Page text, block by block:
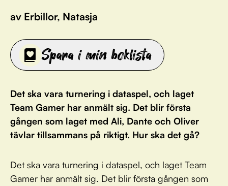
av Erbillor, Natasja
Spara i min boklista
Det ska vara turnering i dataspel, och laget
Team Gamer har anmält sig. Det blir första
gången som laget med Ali, Dante och Oliver
tävlar tillsammans på riktigt. Hur ska det gå?
Det ska vara turnering i dataspel, och laget Team
Gamer har anmält sig. Det blir första gången som